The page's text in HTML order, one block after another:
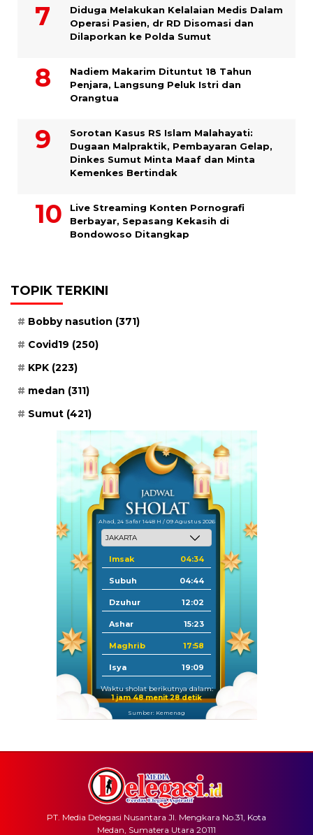
Diduga Melakukan Kelalaian Medis Dalam
Operasi Pasien, dr RD Disomasi dan
Dilaporkan ke Polda Sumut
​Nadiem Makarim Dituntut 18 Tahun
Penjara, Langsung Peluk Istri dan
Orangtua
Sorotan Kasus RS Islam Malahayati:
Dugaan Malpraktik, Pembayaran Gelap,
Dinkes Sumut Minta Maaf dan Minta
Kemenkes Bertindak
Live Streaming Konten Pornografi
Berbayar, Sepasang Kekasih di
Bondowoso Ditangkap
TOPIK TERKINI
Bobby nasution (371)
Covid19 (250)
KPK (223)
medan (311)
Sumut (421)
Ahad, 24 Safar 1448 H / 09 Agustus 2026
Imsak 04:34
Subuh 04:44
Dzuhur 12:02
Ashar 15:23
Maghrib 17:58
Isya 19:09
Waktu sholat berikutnya dalam:
1 jam 48 menit 27 detik
Sumber: Kemenag
PT. Media Delegasi Nusantara Jl. Mengkara No.31, Kota
Medan, Sumatera Utara 20111